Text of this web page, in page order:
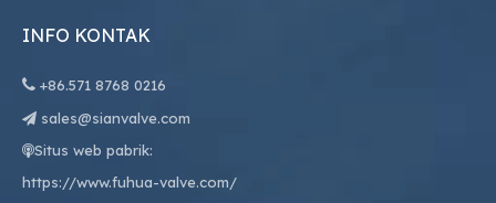
INFO KONTAK
 +86.571 8768 0216
 sales@sianvalve.com
Situs web pabrik:
https://www.fuhua-valve.com/